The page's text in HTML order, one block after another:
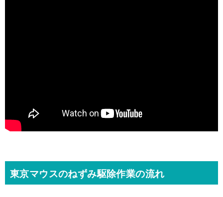
東京マウスのねずみ駆除作業の流れ